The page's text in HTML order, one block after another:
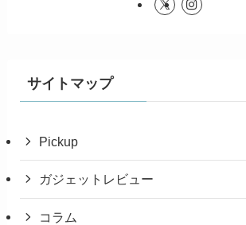
サイトマップ
Pickup
ガジェットレビュー
コラム